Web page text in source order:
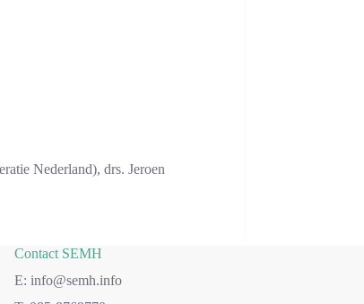
Nederland), drs. Jeroen
Contact SEMH
E: info@semh.info